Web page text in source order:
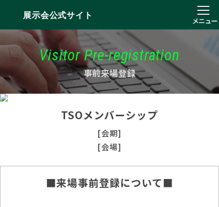
展示会公式サイト
メニュー
Visitor Pre-registration
事前来場登録
TSOメンバーシップ
[会期]
[会場]
■来場事前登録について■